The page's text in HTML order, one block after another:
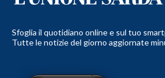
Sfoglia il quotidiano online e sul tuo
Tutte le notizie del giorno aggiornate